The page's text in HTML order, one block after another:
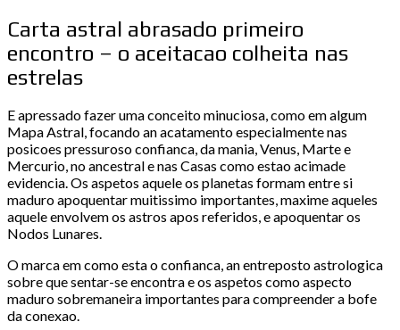
Carta astral abrasado primeiro
encontro – o aceitacao colheita nas
estrelas
E apressado fazer uma conceito minuciosa, como em algum
Mapa Astral, focando an acatamento especialmente nas
posicoes pressuroso confianca, da mania, Venus, Marte e
Mercurio, no ancestral e nas Casas como estao acimade
evidencia. Os aspetos aquele os planetas formam entre si
maduro apoquentar muitissimo importantes, maxime aqueles
aquele envolvem os astros apos referidos, e apoquentar os
Nodos Lunares.
O marca em como esta o confianca, an entreposto astrologica
sobre que sentar-se encontra e os aspetos como aspecto
maduro sobremaneira importantes para compreender a bofe
da conexao.